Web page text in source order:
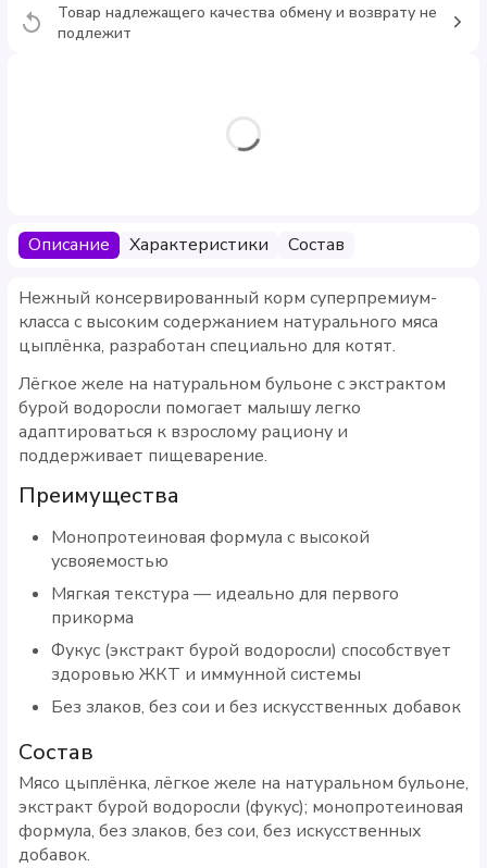
Товар надлежащего качества обмену и возврату не
подлежит
Описание Характеристики Состав
Нежный консервированный корм суперпремиум-
класса с высоким содержанием натурального мяса
цыплёнка, разработан специально для котят.
Лёгкое желе на натуральном бульоне с экстрактом
бурой водоросли помогает малышу легко
адаптироваться к взрослому рациону и
поддерживает пищеварение.
Преимущества
Монопротеиновая формула с высокой
усвояемостью
Мягкая текстура — идеально для первого
прикорма
Фукус (экстракт бурой водоросли) способствует
здоровью ЖКТ и иммунной системы
Без злаков, без сои и без искусственных добавок
Состав
Мясо цыплёнка, лёгкое желе на натуральном бульоне,
экстракт бурой водоросли (фукус); монопротеиновая
формула, без злаков, без сои, без искусственных
добавок.